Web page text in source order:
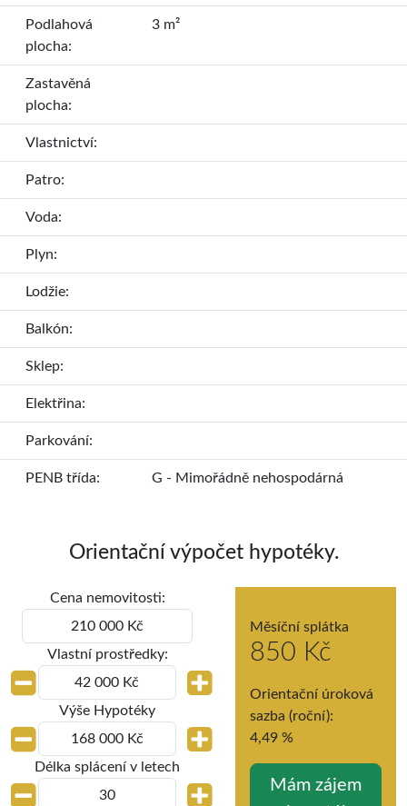
Podlahová
plocha:
3 m²
Zastavěná
plocha:
Vlastnictví:
Patro:
Voda:
Plyn:
Lodžie:
Balkón:
Sklep:
Elektřina:
Parkování:
PENB třída: G - Mimořádně nehospodárná
Orientační výpočet hypotéky.
Cena nemovitosti:
Vlastní prostředky:
Výše Hypotéky
Délka splácení v letech
Měsíční splátka
850 Kč
Orientační úroková
sazba (roční):
4,49 %